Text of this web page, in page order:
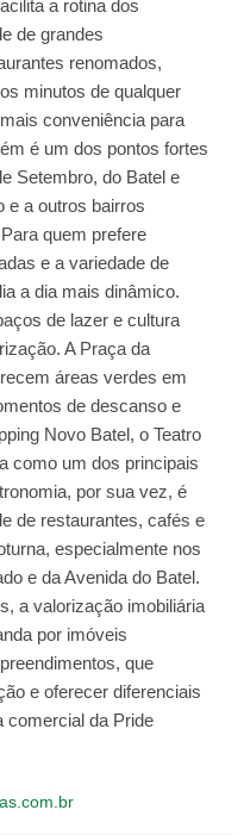
a rotina dos
de grandes
renomados,
minutos de qualquer
conveniência para
é um dos pontos fortes
Setembro, do Batel e
e a outros bairros
quem prefere
e a variedade de
a dia mais dinâmico.
de lazer e cultura
A Praça da
áreas verdes em
de descanso e
Novo Batel, o Teatro
como um dos principais
por sua vez, é
de restaurantes, cafés e
especialmente nos
e da Avenida do Batel.
a valorização imobiliária
por imóveis
que
e oferecer diferenciais
comercial da Pride